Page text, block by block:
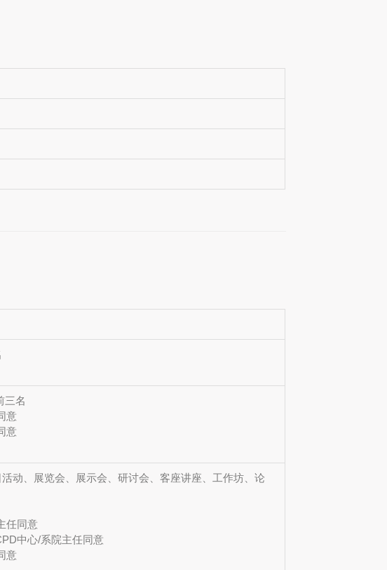
三名
意
意
动、展览会、展示会、研讨会、客座讲座、工作坊、论
任同意
中心/系院主任同意
意